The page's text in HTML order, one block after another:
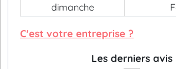
dimanche
C'est votre entreprise ?
Les derniers avis